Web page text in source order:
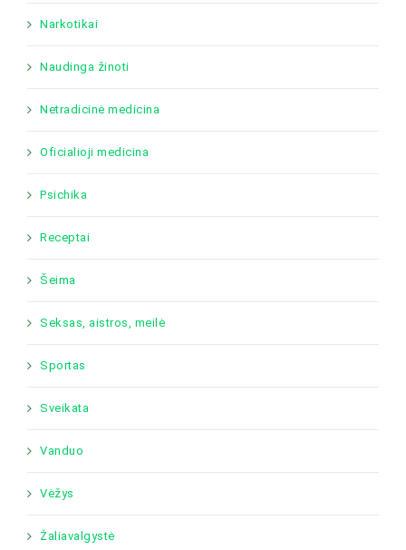
Narkotikai
Naudinga žinoti
Netradicinė medicina
Oficialioji medicina
Psichika
Receptai
Šeima
Seksas, aistros, meilė
Sportas
Sveikata
Vanduo
Vėžys
Žaliavalgystė